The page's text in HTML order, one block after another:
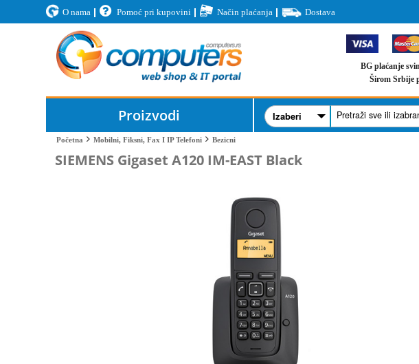
O nama Pomoć pri kupovini Način plaćanja Dostava
BG plaćanje
Širom Srbije
Proizvodi
Početna Mobilni, Fiksni, Fax I IP Telefoni Bezicni
SIEMENS Gigaset A120 IM-EAST Black